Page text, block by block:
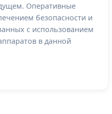
Оперативные
безопасности и
с использованием
в данной